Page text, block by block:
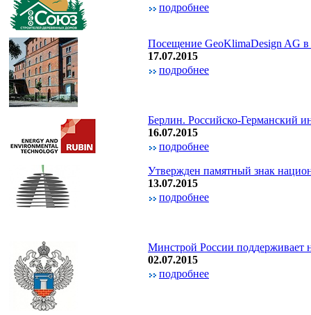
подробнее
Посещение GeoKlimaDesign AG
17.07.2015
подробнее
Берлин. Российско-Германский
16.07.2015
подробнее
Утвержден памятный знак
13.07.2015
подробнее
Минстрой России поддерживает
02.07.2015
подробнее